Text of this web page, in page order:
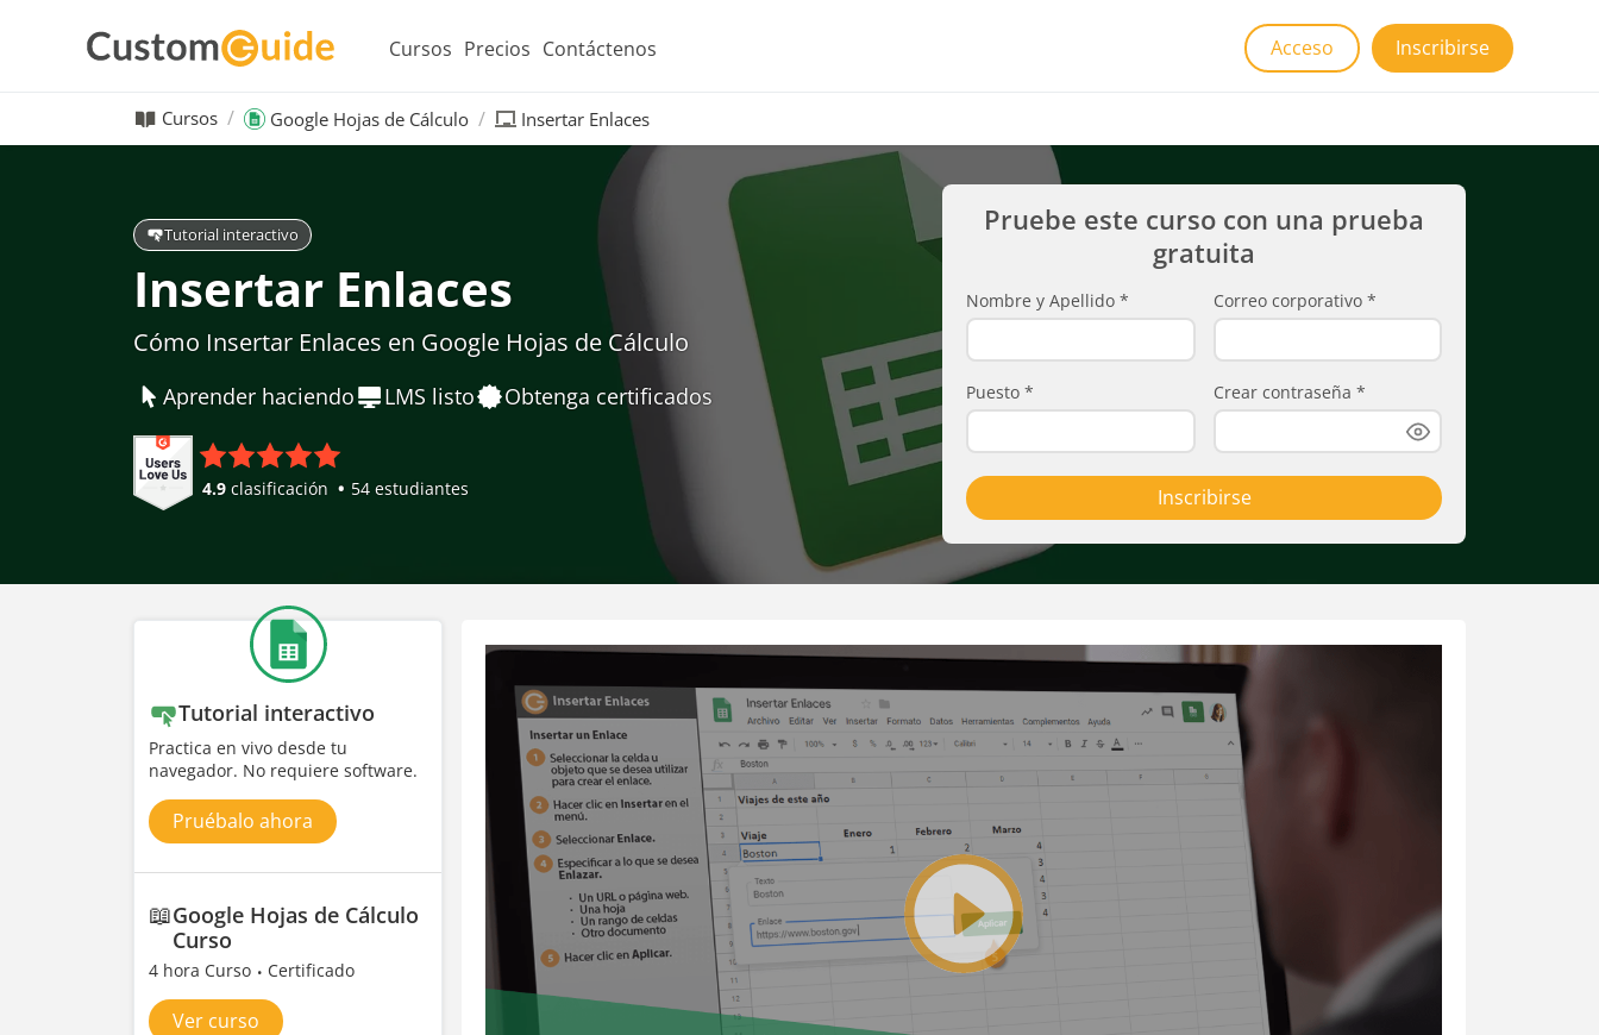
Cursos Precios Contáctenos Acceso Inscribirse
Cursos Google Hojas de Cálculo Insertar Enlaces
Tutorial interactivo
Insertar Enlaces
Cómo Insertar Enlaces en Google Hojas de Cálculo
Aprender haciendo LMS listo Obtenga certificados
4.9 clasificación 54 estudiantes
Pruebe este curso con una prueba
gratuita
Nombre y Apellido * Correo corporativo *
Puesto * Crear contraseña *
Inscribirse
Tutorial interactivo
Practica en vivo desde tu
navegador. No requiere software.
Pruébalo ahora
📖Google Hojas de Cálculo
Curso
4 hora Curso Certificado
Ver curso